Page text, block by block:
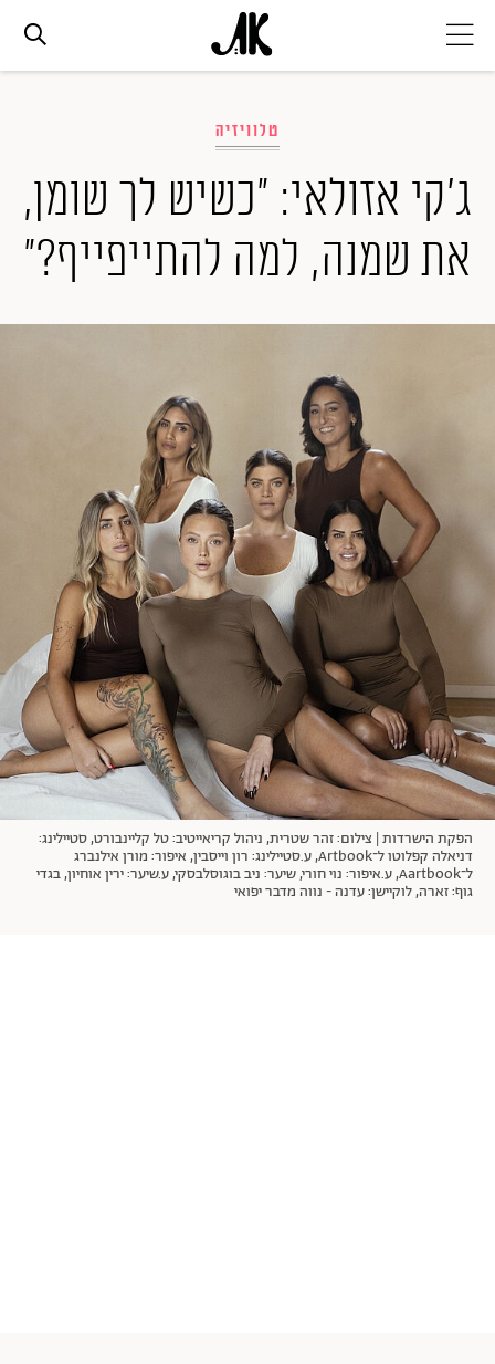
אופנה
ביוטי
ערוצים נוספים
המגזין
תרבות ופנאי
הפקות אופנה
עיצוב
בריאות
קריירה
יחסים
משפחה
חופש
תוכן מקודם
אודות
מי אנחנו
תנאי שימוש
מדיניות פרטיות
הצהרת נגישות
שירות לקוחות למנויים
כתבו לנו
© יובל סיגלר תקשורת בע"מ 2026
Designed, Developed and Powered by
RGB Media
טלוויזיה
ג'קי אזולאי: "כשיש לך שומן,
את שמנה, למה להתייפייף?"
הפקת הישרדות | צילום: זהר שטרית, ניהול קריאייטיב: טל קליינבורט, סטיילינג:
דניאלה קפלוטו ל־Artbook, ע.סטיילינג: רון וייסבין, איפור: מורן אילנברג
ל־Aartbook, ע.איפור: נוי חורי, שיער: ניב בוגוסלבסקי, ע.שיער: ירין אוחיון, בגדי
גוף: זארה, לוקיישן: עדנה - נווה מדבר יפואי